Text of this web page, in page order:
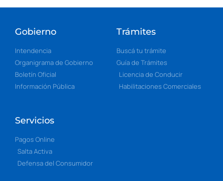
Gobierno
Intendencia
Organigrama de Gobierno
Boletín Oficial
Información Pública
Trámites
Buscá tu trámite
Guía de Trámites
Licencia de Conducir
Habilitaciones Comerciales
Servicios
Pagos Online
Salta Activa
Defensa del Consumidor